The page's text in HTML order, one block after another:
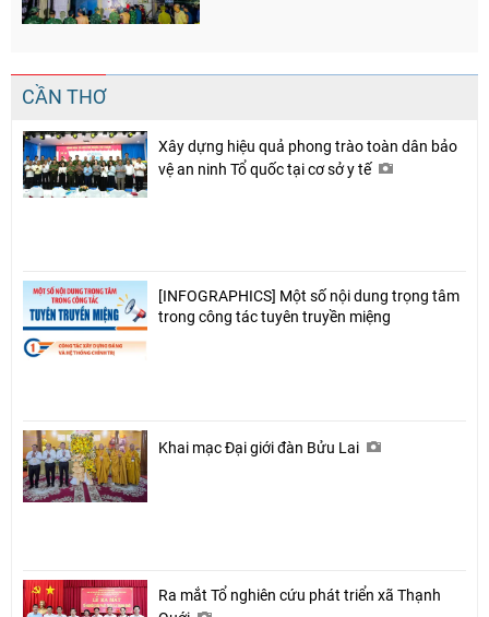
CẦN THƠ
Xây dựng hiệu quả phong trào toàn dân bảo
vệ an ninh Tổ quốc tại cơ sở y tế
[INFOGRAPHICS] Một số nội dung trọng tâm
trong công tác tuyên truyền miệng
Khai mạc Đại giới đàn Bửu Lai
Ra mắt Tổ nghiên cứu phát triển xã Thạnh